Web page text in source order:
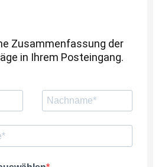
Zusammenfassung der
in Ihrem Posteingang.